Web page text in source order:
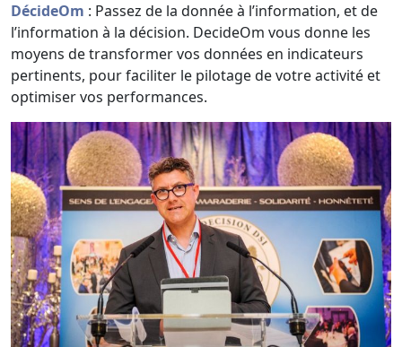
DécideOm : Passez de la donnée à l’information, et de
l’information à la décision. DecideOm vous donne les
moyens de transformer vos données en indicateurs
pertinents, pour faciliter le pilotage de votre activité et
optimiser vos performances.